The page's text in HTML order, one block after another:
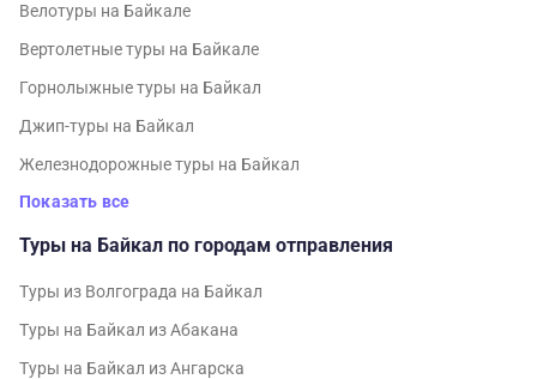
Велотуры на Байкале
Вертолетные туры на Байкале
Горнолыжные туры на Байкал
Джип-туры на Байкал
Железнодорожные туры на Байкал
Показать все
Туры на Байкал по городам отправления
Туры из Волгограда на Байкал
Туры на Байкал из Абакана
Туры на Байкал из Ангарска